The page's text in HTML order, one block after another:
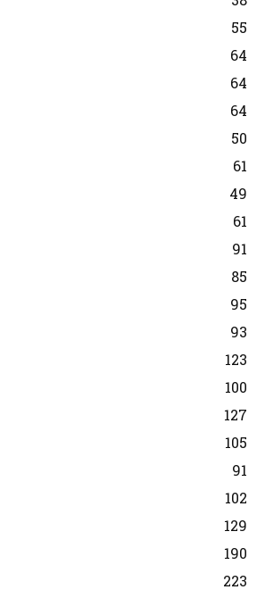
55
64
64
64
50
61
49
61
91
85
95
93
123
100
127
105
91
102
129
190
223